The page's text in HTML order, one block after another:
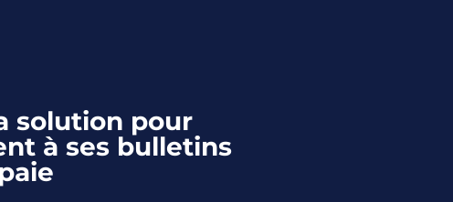
solution pour
à ses bulletins